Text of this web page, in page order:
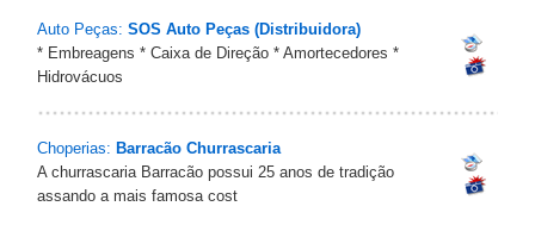
Auto Peças: SOS Auto Peças (Distribuidora)
* Embreagens * Caixa de Direção * Amortecedores *
Hidrovácuos
Choperias: Barracão Churrascaria
A churrascaria Barracão possui 25 anos de tradição
assando a mais famosa cost